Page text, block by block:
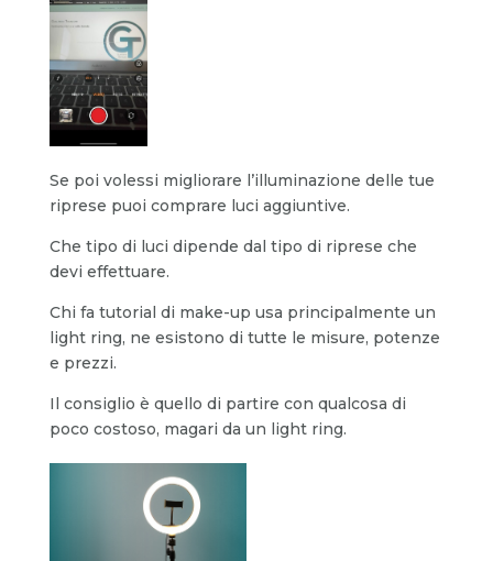
Se poi volessi migliorare l’illuminazione delle tue
riprese puoi comprare luci aggiuntive.
Che tipo di luci dipende dal tipo di riprese che
devi effettuare.
Chi fa tutorial di make-up usa principalmente un
light ring, ne esistono di tutte le misure, potenze
e prezzi.
Il consiglio è quello di partire con qualcosa di
poco costoso, magari da un light ring.